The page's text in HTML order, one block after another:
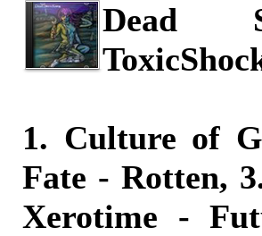
Dead
1. Culture of
Fate - Rotten,
Xerotime -